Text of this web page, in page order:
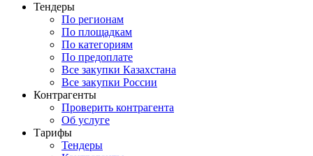
Тендеры
По регионам
По площадкам
По категориям
По предоплате
Все закупки Казахстана
Все закупки России
Контрагенты
Проверить контрагента
Об услуге
Тарифы
Тендеры